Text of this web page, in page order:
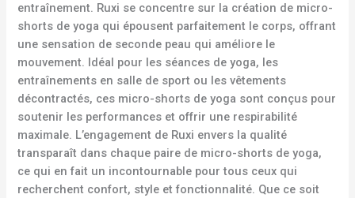
entraînement. Ruxi se concentre sur la création de micro-
shorts de yoga qui épousent parfaitement le corps, offrant
une sensation de seconde peau qui améliore le
mouvement. Idéal pour les séances de yoga, les
entraînements en salle de sport ou les vêtements
décontractés, ces micro-shorts de yoga sont conçus pour
soutenir les performances et offrir une respirabilité
maximale. L’engagement de Ruxi envers la qualité
transparaît dans chaque paire de micro-shorts de yoga,
ce qui en fait un incontournable pour tous ceux qui
recherchent confort, style et fonctionnalité. Que ce soit